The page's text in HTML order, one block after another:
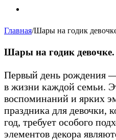
Главная/Шары на годик
Шары на годик девочке.
Первый день рождения
в жизни каждой семьи.
воспоминаний и ярких
праздника для девочки,
год, требует особого
элементов декора